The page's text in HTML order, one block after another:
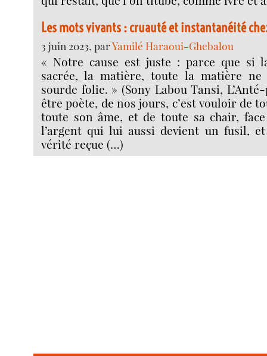
Les mots vivants : cruauté et instantanéité
3 juin 2023, parYamilé Haraoui-Ghebalou
« Notre cause est juste : parce que si
sacrée, la matière, toute la matière ne
sourde folie. » (Sony Labou Tansi, L’Anté-
être poète, de nos jours, c’est vouloir de
toute son âme, et de toute sa chair,
l’argent qui lui aussi devient un fusil,
vérité reçue (…)